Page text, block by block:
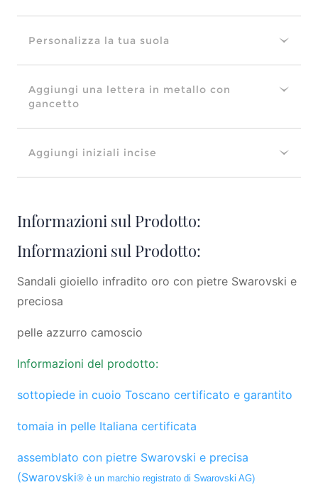
Personalizza la tua suola
Aggiungi una lettera in metallo con
gancetto
Aggiungi iniziali incise
Informazioni sul Prodotto:
Informazioni sul Prodotto:
Sandali gioiello infradito oro con pietre Swarovski e
preciosa
pelle azzurro camoscio
Informazioni del prodotto:
sottopiede in cuoio Toscano certificato e garantito
tomaia in pelle Italiana certificata
assemblato con pietre Swarovski e precisa
(Swarovski® è un marchio registrato di Swarovski AG)